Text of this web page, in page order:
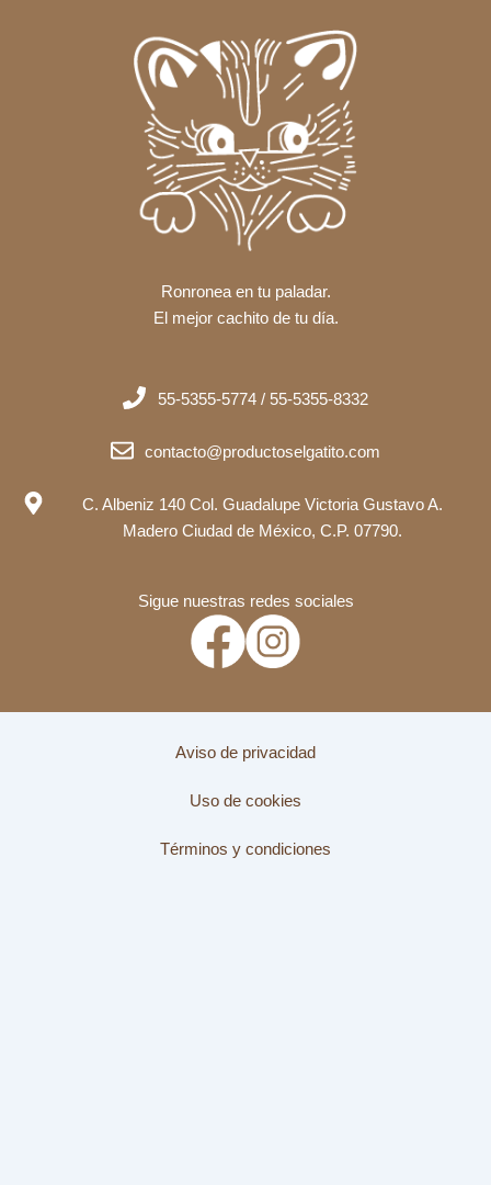
Ronronea en tu paladar.
El mejor cachito de tu día.
55-5355-5774 / 55-5355-8332
contacto@productoselgatito.com
C. Albeniz 140 Col. Guadalupe Victoria Gustavo A.
Madero Ciudad de México, C.P. 07790.
Sigue nuestras redes sociales
Aviso de privacidad
Uso de cookies
Términos y condiciones